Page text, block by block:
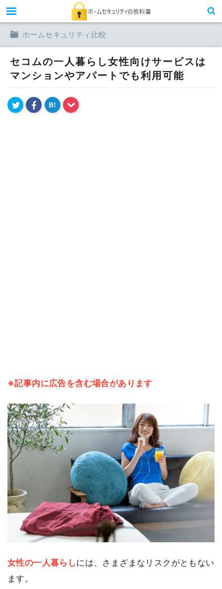
toggle
ホームセキュリティ比較
セコムの一人暮らし女性向けサービスは
マンションやアパートでも利用可能
B!
※記事内に広告を含む場合があります
女性の一人暮らしには、さまざまなリスクがともない
ます。